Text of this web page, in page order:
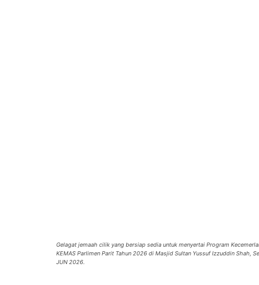
Gelagat jemaah cilik yang bersiap sedia untuk menyertai Program
KEMAS Parlimen Parit Tahun 2026 di Masjid Sultan Yussuf Izzuddin Shah,
JUN 2026.